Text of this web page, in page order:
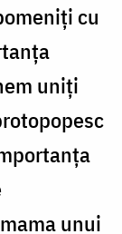
cu
uniți
unui